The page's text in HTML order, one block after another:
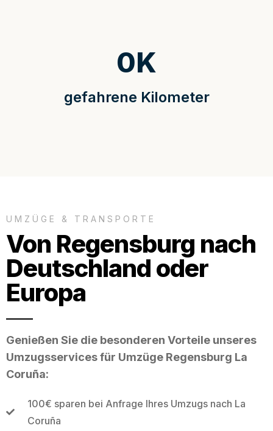
gefahrene Kilometer
0K
UMZÜGE & TRANSPORTE
Von Regensburg nach
Deutschland oder
Europa
Genießen Sie die besonderen Vorteile unseres
Umzugsservices für Umzüge Regensburg La
Coruña:
100€ sparen bei Anfrage Ihres Umzugs nach La
Coruña